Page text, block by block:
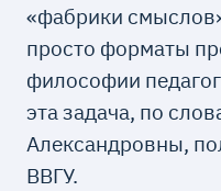
«фабрики
просто форматы
философии
эта задача, по
Александровны,
ВВГУ.